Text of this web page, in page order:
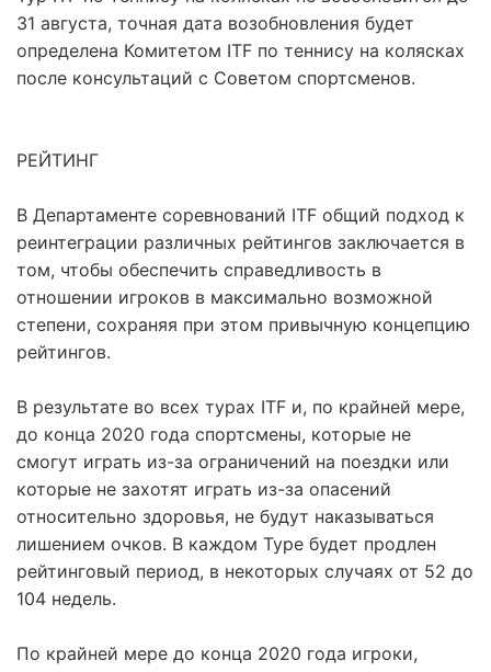
31 августа, точная дата возобновления будет
определена Комитетом ITF по теннису на колясках
после консультаций с Советом спортсменов.
РЕЙТИНГ
В Департаменте соревнований ITF общий подход к
реинтеграции различных рейтингов заключается в
том, чтобы обеспечить справедливость в
отношении игроков в максимально возможной
степени, сохраняя при этом привычную концепцию
рейтингов.
В результате во всех турах ITF и, по крайней мере,
до конца 2020 года спортсмены, которые не
смогут играть из-за ограничений на поездки или
которые не захотят играть из-за опасений
относительно здоровья, не будут наказываться
лишением очков. В каждом Туре будет продлен
рейтинговый период, в некоторых случаях от 52 до
104 недель.
По крайней мере до конца 2020 года игроки,